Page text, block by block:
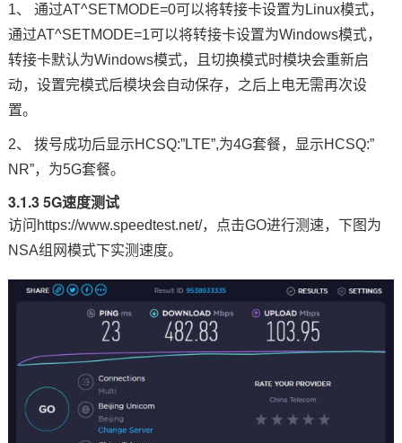
1、 通过AT^SETMODE=0可以将转接卡设置为Linux模式，
通过AT^SETMODE=1可以将转接卡设置为Windows模式，
转接卡默认为Windows模式，且切换模式时模块会重新启
动，设置完模式后模块会自动保存，之后上电无需再次设
置。
2、 拨号成功后显示HCSQ:”LTE”,为4G套餐，显示HCSQ:”
NR”，为5G套餐。
3.1.3 5G速度测试
访问https://www.speedtest.net/，点击GO进行测速，下图为
N SA组网模式下实测速度。